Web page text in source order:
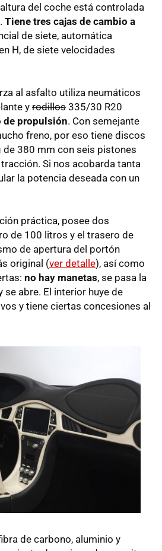
del coche está controlada
Tiene tres cajas de cambio a
de siete, automática
H, de siete velocidades
al asfalto utiliza neumáticos
y rodillos 335/30 R20
de propulsión. Con semejante
freno, por eso tiene discos
de 380 mm con seis pistones
Si nos acobarda tanta
la potencia deseada con un
práctica, posee dos
de 100 litros y el trasero de
de apertura del portón
original (ver detalle), así como
no hay manetas, se pasa la
se abre. El interior huye de
y tiene ciertas concesiones al
de carbono, aluminio y